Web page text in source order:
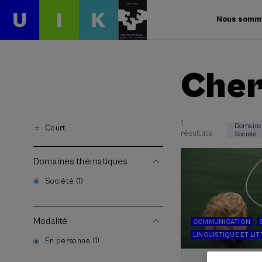
Nous
Court
Domaines thématiques
Société (1)
Modalité
En personne (1)
1
résultats
Domaine:
Société
COMMUNICATION
LINGUISTIQUE ET